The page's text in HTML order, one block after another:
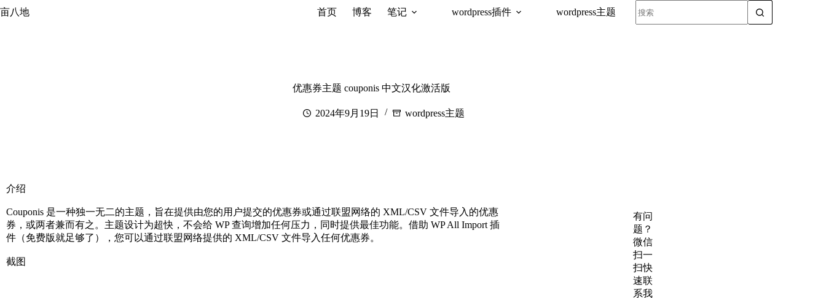
亩八地 首页 博客 笔记 wordpress插件 wordpress主题
优惠券主题 couponis 中文汉化激活版
2024年9月19日 wordpress主题
介绍
Couponis 是一种独一无二的主题，旨在提供由您的用户提交的优惠券或通过联盟网络的 XML/CSV 文件导入的优惠
券，或两者兼而有之。主题设计为超快，不会给 WP 查询增加任何压力，同时提供最佳功能。借助 WP All Import 插
件（免费版就足够了），您可以通过联盟网络提供的 XML/CSV 文件导入任何优惠券。
截图
有问
题？
微信
扫一
扫快
速联
系我